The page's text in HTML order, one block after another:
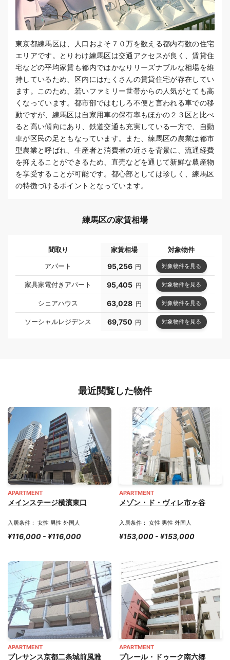
東京都練馬区は、人口およそ７０万を数える都内有数の住宅
エリアです。とりわけ練馬区は交通アクセスが良く、賃貸住
宅などの平均家賃も都内ではかなりリーズナブルな相場を維
持しているため、区内にはたくさんの賃貸住宅が存在してい
ます。このため、若いファミリー世帯からの人気がとても高
くなっています。都市部ではむしろ不便と言われる車での移
動ですが、練馬区は自家用車の保有率もほかの２３区と比べ
ると高い傾向にあり、鉄道交通も充実している一方で、自動
車が区民の足ともなっています。また、練馬区の農業は都市
型農業と呼ばれ、生産者と消費者の近さを背景に、流通経費
を抑えることができるため、直売などを通じて新鮮な農産物
を享受することが可能です。都心部としては珍しく、練馬区
の特徴づけるポイントとなっています。
練馬区の家賃相場
間取り 家賃相場
対象物件
アパート
95,256 円 対象物件を見る
家具家電付きアパート 95,405 円 対象物件を見る
シェアハウス 63,028 円 対象物件を見る
ソーシャルレジデンス 69,750 円 対象物件を見る
最近閲覧した物件
APARTMENT
メインステージ横濱東口
入居条件： 女性 男性 外国人
¥116,000 - ¥116,000
APARTMENT
メゾン・ド・ヴィレ市ヶ谷
入居条件： 女性 男性 外国人
¥153,000 - ¥153,000
APARTMENT
プレサンス京都二条城前風雅
APARTMENT
プレール・ドゥーク南六郷